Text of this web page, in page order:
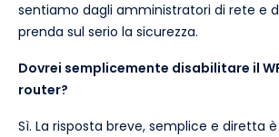
sentiamo dagli amministratori di rete e
prenda sul serio la sicurezza.
Dovrei semplicemente disabilitare il
router?
Sì. La risposta breve, semplice e diretta